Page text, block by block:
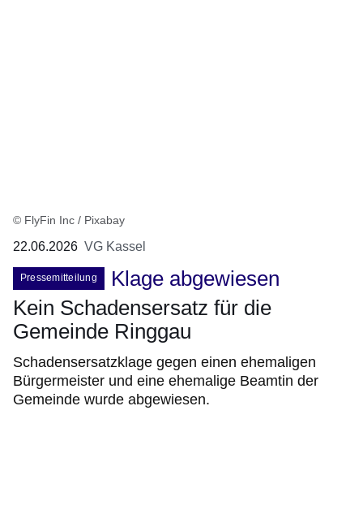
© FlyFin Inc / Pixabay
22.06.2026 VG Kassel
Pressemitteilung
Klage abgewiesen
Kein Schadensersatz für die
Gemeinde Ringgau
Schadensersatzklage gegen einen ehemaligen
Bürgermeister und eine ehemalige Beamtin der
Gemeinde wurde abgewiesen.